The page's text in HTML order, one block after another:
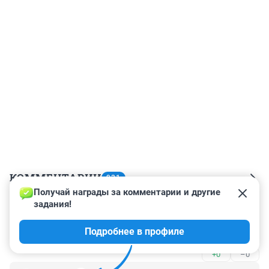
КОММЕНТАРИИ 931
Гость
+0 –0
Получай награды за комментарии и другие
задания!
Подробнее в профиле